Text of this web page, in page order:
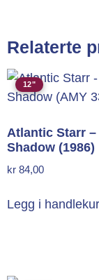
Relaterte
12"
Atlantic Starr
Shadow (1986)
kr 84,00
Legg i